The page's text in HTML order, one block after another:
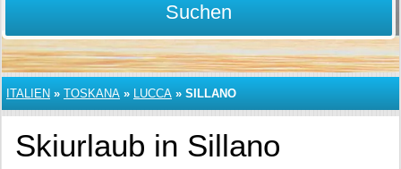
Suchen
ITALIEN » TOSKANA » LUCCA » SILLANO
Skiurlaub in Sillano